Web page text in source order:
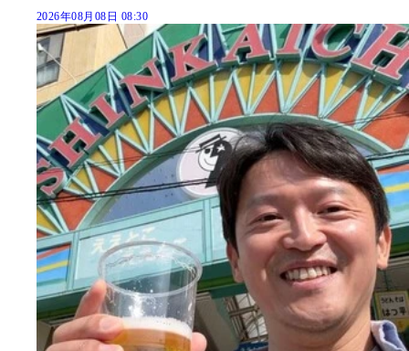
2026年08月08日 08:30